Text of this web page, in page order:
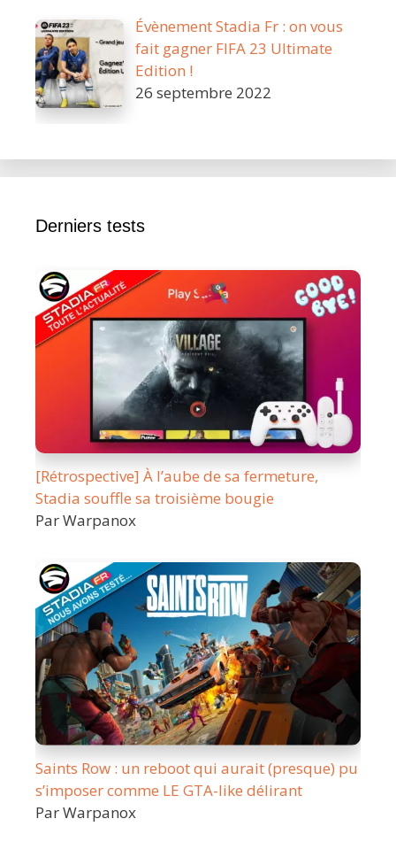
Évènement Stadia Fr : on vous
fait gagner FIFA 23 Ultimate
Edition !
26 septembre 2022
Derniers tests
[Rétrospective] À l’aube de sa fermeture,
Stadia souffle sa troisième bougie
Par Warpanox
Saints Row : un reboot qui aurait (presque) pu
s’imposer comme LE GTA-like délirant
Par Warpanox